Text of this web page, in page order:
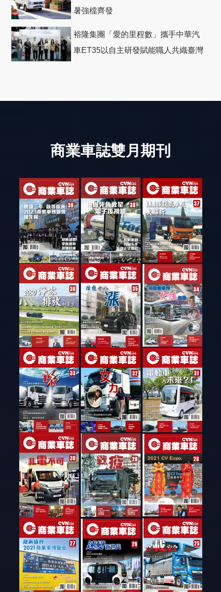
暑強檔齊發
裕隆集團「愛的里程數」攜手中華汽
車ET35以自主研發賦能職人共織臺灣
商業車誌雙月期刊